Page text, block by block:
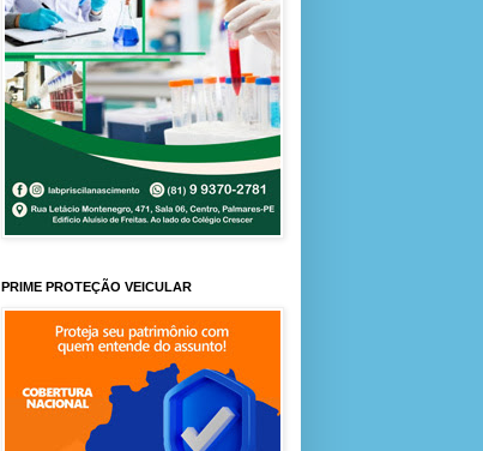
PRIME PROTEÇÃO VEICULAR